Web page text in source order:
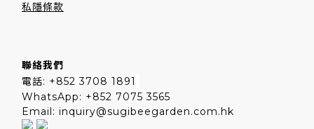
私隱條款
聯絡我們
電話: +852 3708 1891
WhatsApp: +852 7075 3565
Email: inquiry@sugibeegarden.com.hk